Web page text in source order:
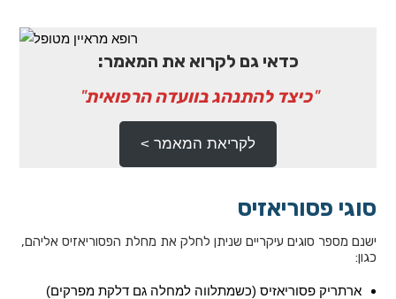
כדאי גם לקרוא את המאמר:
"כיצד להתנהג בוועדה הרפואית"
לקריאת המאמר >
סוגי פסוריאזיס
ישנם מספר סוגים עיקריים שניתן לחלק את מחלת הפסוריאזיס אליהם,
כגון:
ארתריק פסוריאזיס (כשמתלווה למחלה גם דלקת מפרקים)